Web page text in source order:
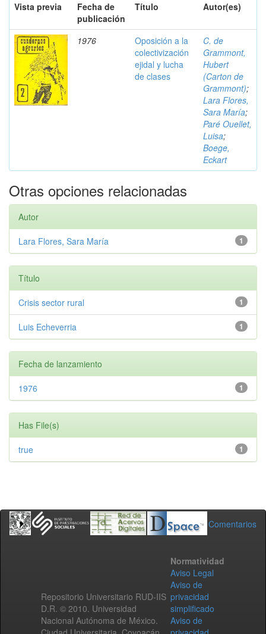
Vista previa
Fecha de
publicación
Título Autor(es)
1976
Oposición a la
colectivización
ejidal y lucha
de clases
C. de
Grammont,
Hubert
(Carton de
Grammont);
Lara Flores,
Sara María;
Paré Ouellet,
Luisa;
Boege,
Eckart
Otras opciones relacionadas
Autor
1
Lara Flores, Sara María
Título
1
Crisis sector rural
1
Luis Echeverria
Fecha de lanzamiento
1
1976
Has File(s)
1
true
Comentarios
Repositorio Universitario RUD-IIS
D.R. © 2010. Universidad
Nacional Autónoma de México.
Normatividad
Aviso Legal
Aviso de
privacidad
simplificado
Aviso de